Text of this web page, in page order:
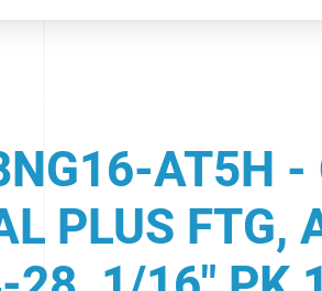
AT5H -
PLUS FTG,